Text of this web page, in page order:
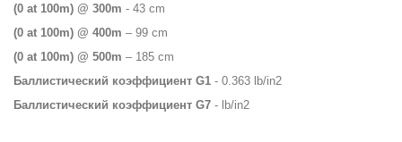
(0 at 100m) @ 300m - 43 cm
(0 at 100m) @ 400m – 99 cm
(0 at 100m) @ 500m – 185 cm
Баллистический коэффициент G1 - 0.363 lb/in2
Баллистический коэффициент G7 - lb/in2